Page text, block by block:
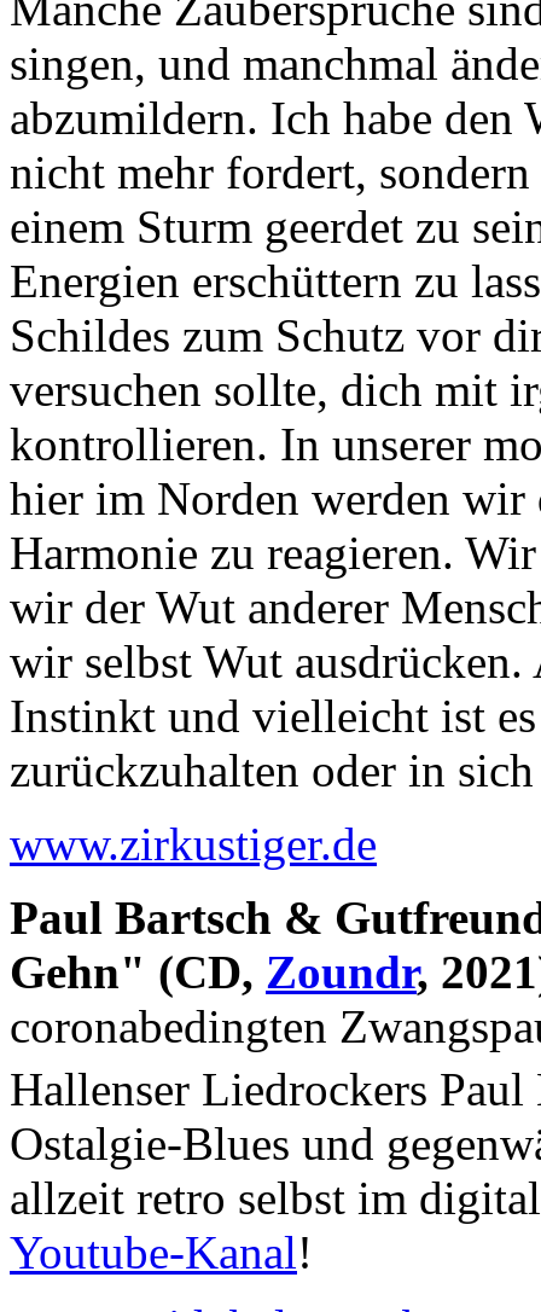
singen, und manchmal
abzumildern. Ich habe den
nicht mehr fordert,
einem Sturm geerdet zu
Energien erschüttern zu
Schildes zum Schutz vor
versuchen sollte, dich mit
kontrollieren. In unserer
hier im Norden werden wir
Harmonie zu reagieren.
wir der Wut anderer
wir selbst Wut
Instinkt und vielleicht ist
zurückzuhalten oder in
www.zirkustiger.de
Paul Bartsch &
Gehn" (CD, Zoundr,
coronabedingten
Hallenser Liedrockers Paul
Ostalgie-Blues und
allzeit retro selbst im
Youtube-Kanal!